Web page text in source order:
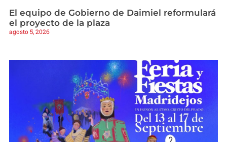
El equipo de Gobierno de Daimiel reformulará
el proyecto de la plaza
agosto 5, 2026